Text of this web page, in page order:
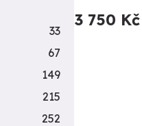
3 750 Kč
33
67
149
215
252